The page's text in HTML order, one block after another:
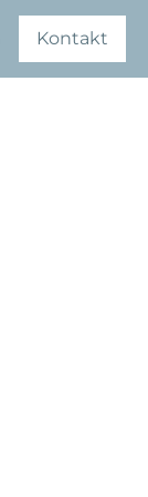
Kontakt